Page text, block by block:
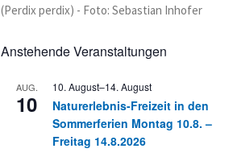
(Perdix perdix) - Foto: Sebastian Inhofer
Anstehende Veranstaltungen
AUG.
10
10. August–14. August
Naturerlebnis-Freizeit in den
Sommerferien Montag 10.8. –
Freitag 14.8.2026